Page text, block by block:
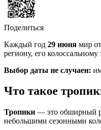
Поделиться
Каждый год 29 июня мир
региону, его
Выбор даты не случаен:
Что такое
Тропики — это обширный
небольшими сезонными